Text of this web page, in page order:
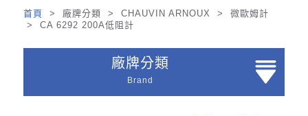
首頁
> 廠牌分類 > CHAUVIN ARNOUX > 微歐姆計
> CA 6292 200A低阻計
廠牌分類
Brand